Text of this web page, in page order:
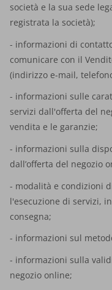
società e la sua sede
registrata la società);
- informazioni di
comunicare con il
(indirizzo e-mail,
- informazioni sulle
servizi dall'offerta del
vendita e le garanzie;
- informazioni sulla
dall’offerta del negozio
- modalità e condizioni
l'esecuzione di servizi,
consegna;
- informazioni sul
- informazioni sulla
negozio online;